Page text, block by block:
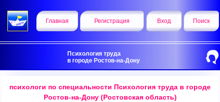
Главная Регистрация Вход Поиск
Психология труда
в городе Ростов-на-Дону
психологи по специальности Психология труда в городе
Ростов-на-Дону (Ростовская область)